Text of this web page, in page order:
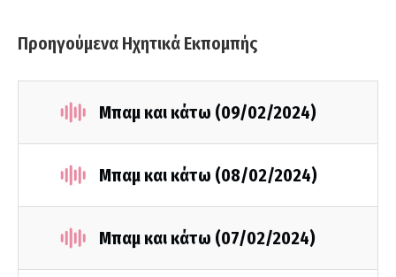
Προηγούμενα Ηχητικά Εκπομπής
Μπαμ και κάτω (09/02/2024)
Μπαμ και κάτω (08/02/2024)
Μπαμ και κάτω (07/02/2024)